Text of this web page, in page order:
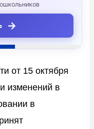
→
от 15 октября
изменений в
в